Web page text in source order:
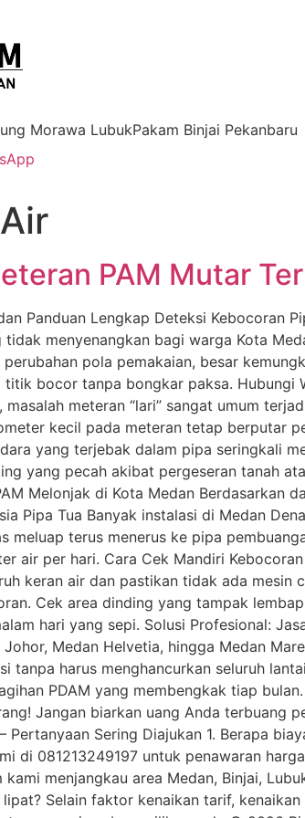
Morawa LubukPakam Binjai Pekanbaru
PAM Mutar
Panduan Lengkap Deteksi Kebocoran
menyenangkan bagi warga Kota
pola pemakaian, besar
bocor tanpa bongkar paksa. Hubungi
meteran “lari” sangat umum
kecil pada meteran tetap berputar
yang terjebak dalam pipa seringkali
yang pecah akibat pergeseran tanah
Melonjak di Kota Medan Berdasarkan
Pipa Tua Banyak instalasi di Medan
terus menerus ke pipa
air per hari. Cara Cek Mandiri
keran air dan pastikan tidak ada mesin
Cek area dinding yang tampak
hari yang sepi. Solusi Profesional:
Medan Helvetia, hingga Medan
harus menghancurkan seluruh
PDAM yang membengkak tiap
Jangan biarkan uang Anda terbuang
Pertanyaan Sering Diajukan 1. Berapa
di 081213249197 untuk penawaran
menjangkau area Medan, Binjai,
Selain faktor kenaikan tarif,